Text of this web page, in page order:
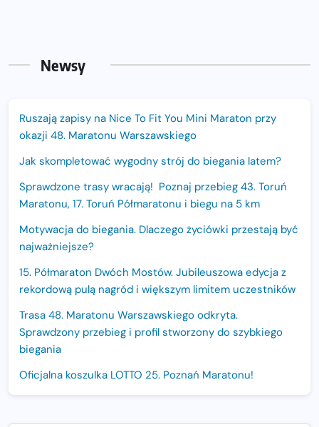
Newsy
Ruszają zapisy na Nice To Fit You Mini Maraton przy
okazji 48. Maratonu Warszawskiego
Jak skompletować wygodny strój do biegania latem?
Sprawdzone trasy wracają! Poznaj przebieg 43. Toruń
Maratonu, 17. Toruń Półmaratonu i biegu na 5 km
Motywacja do biegania. Dlaczego życiówki przestają być
najważniejsze?
15. Półmaraton Dwóch Mostów. Jubileuszowa edycja z
rekordową pulą nagród i większym limitem uczestników
Trasa 48. Maratonu Warszawskiego odkryta.
Sprawdzony przebieg i profil stworzony do szybkiego
biegania
Oficjalna koszulka LOTTO 25. Poznań Maratonu!